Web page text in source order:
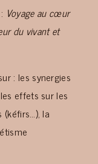
: Voyage au cœur
du vivant et
: les synergies
effets sur les
(kéfirs…), la